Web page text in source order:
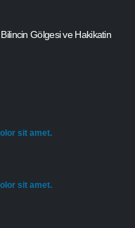
Gölgesi ve Hakikatin
sit amet.
sit amet.